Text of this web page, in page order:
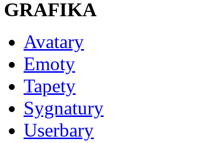
GRAFIKA
Avatary
Emoty
Tapety
Sygnatury
Userbary